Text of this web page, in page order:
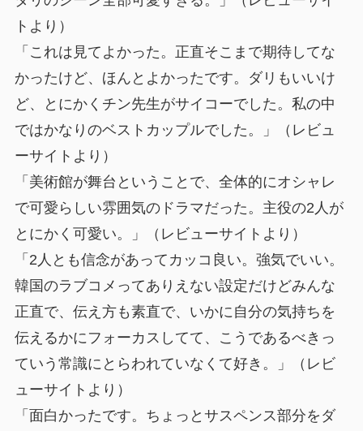
トより）
「これは見てよかった。正直そこまで期待してな
かったけど、ほんとよかったです。ダリもいいけ
ど、とにかくチン先生がサイコーでした。私の中
ではかなりのベストカップルでした。」（レビュ
ーサイトより）
「美術館が舞台ということで、全体的にオシャレ
で可愛らしい雰囲気のドラマだった。主役の2人が
とにかく可愛い。」（レビューサイトより）
「2人とも信念があってカッコ良い。強気でいい。
韓国のラブコメってありえない設定だけどみんな
正直で、伝え方も素直で、いかに自分の気持ちを
伝えるかにフォーカスしてて、こうであるべきっ
ていう常識にとらわれていなくて好き。」（レビ
ューサイトより）
「面白かったです。ちょっとサスペンス部分をダ